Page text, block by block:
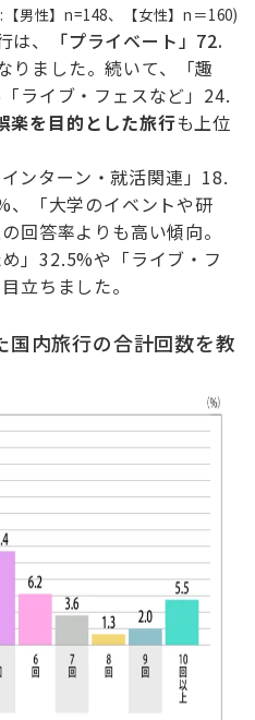
男性】n=148、【女性】n＝160)
、
「プライベート」72.
りました。続いて、「趣
ライブ・フェスなど」24.
楽を目的とした旅行も上位
ンターン・就活関連」18.
、「大学のイベントや研
回答率よりも高い傾向。
」32.5%や「ライブ・フ
立ちました。
国内旅行の合計回数を教